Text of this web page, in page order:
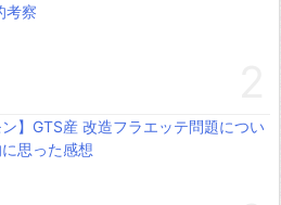
考察
ン】GTS産 改造フラエッテ問題につい
思った感想